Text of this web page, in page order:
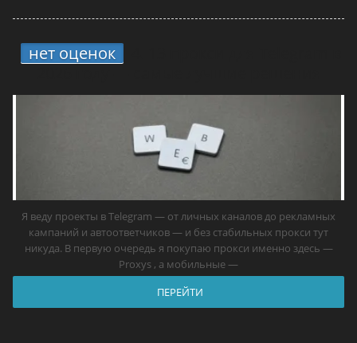
нет оценок
Я веду проекты в Telegram — от личных каналов до рекламных
кампаний и автоответчиков — и без стабильных прокси тут
никуда. В первую очередь я покупаю прокси именно здесь —
Proxys , а мобильные —
ПЕРЕЙТИ